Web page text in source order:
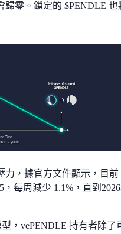
零。鎖定的 $PENDLE 也
力，據官方文件顯示，目前
，每周減少 1.1%，直到
，vePENDLE 持有者除了